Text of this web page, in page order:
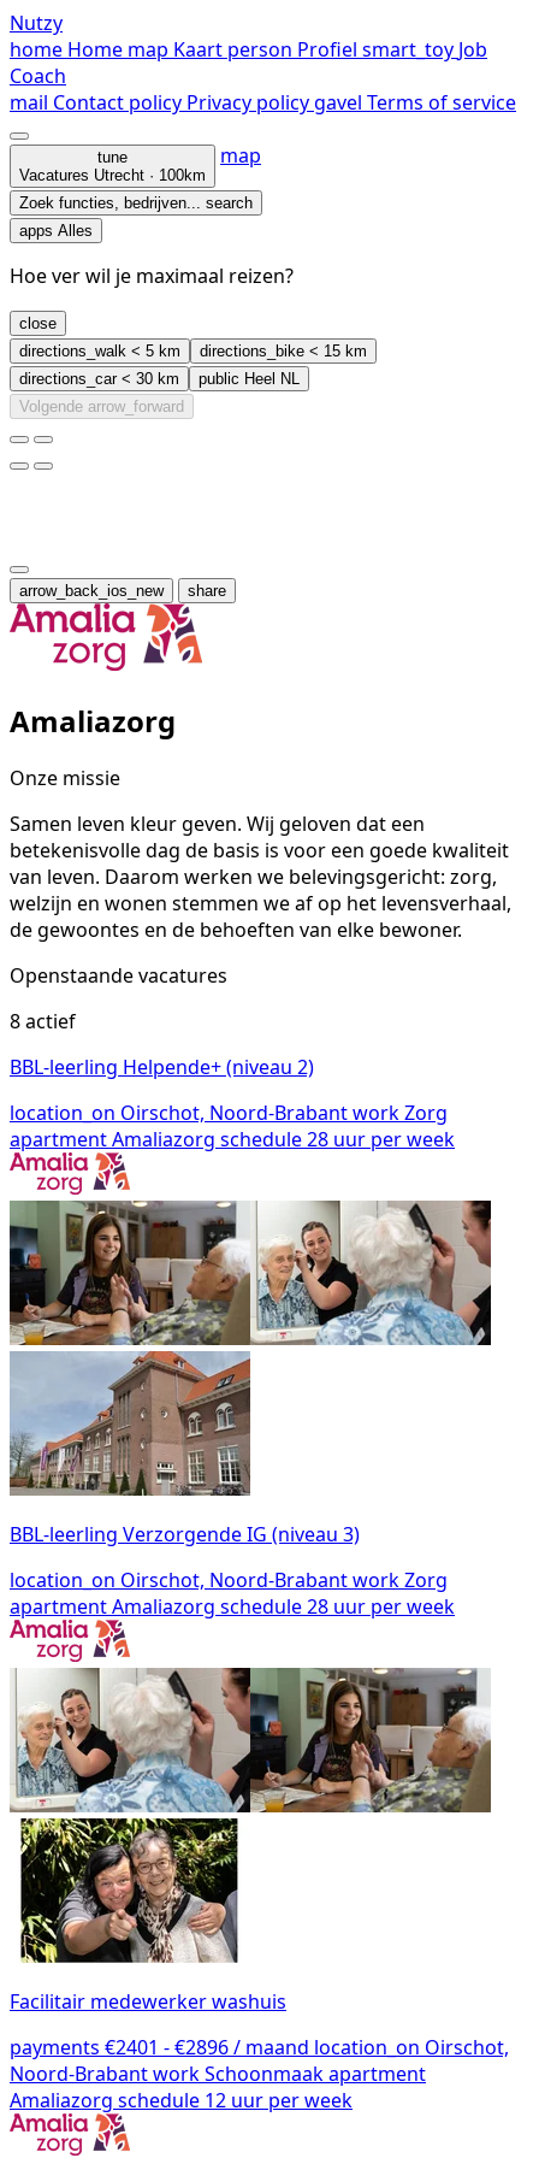
Nutzy
home Home map Kaart person Profiel smart_toy Job
Coach
mail Contact policy Privacy policygavel Terms of service
tune
Vacatures Utrecht · 100km
map
Zoek functies, bedrijven... search
apps Alles
Hoe ver wil je maximaal reizen?
close
directions_walk < 5 km directions_bike < 15 km
directions_car< 30 km public Heel NL
Volgende arrow_forward
arrow_back_ios_new share
Amaliazorg
Onze missie
Samen leven kleur geven. Wij geloven dat een
betekenisvolle dag de basis is voor een goede kwaliteit
van leven. Daarom werken we belevingsgericht: zorg,
welzijn en wonen stemmen we af op het levensverhaal,
de gewoontes en de behoeften van elke bewoner.
Openstaande vacatures
8 actief
BBL-leerling Helpende+ (niveau 2)
location_on Oirschot, Noord-BrabantworkZorg
apartmentAmaliazorg schedule28 uur per week
BBL-leerling Verzorgende IG (niveau 3)
location_on Oirschot, Noord-BrabantworkZorg
apartmentAmaliazorg schedule28 uur per week
Facilitair medewerker washuis
payments €2401 - €2896 / maand location_on Oirschot,
Noord-BrabantworkSchoonmaakapartment
Amaliazorg schedule 12 uur per week